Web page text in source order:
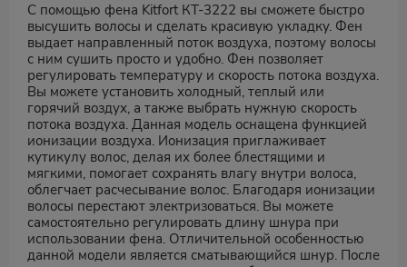
С помощью фена Kitfort КТ-3222 вы сможете быстро
высушить волосы и сделать красивую укладку. Фен
выдает направленный поток воздуха, поэтому волосы
с ним сушить просто и удобно. Фен позволяет
регулировать температуру и скорость потока воздуха.
Вы можете установить холодный, теплый или
горячий воздух, а также выбрать нужную скорость
потока воздуха. Данная модель оснащена функцией
ионизации воздуха. Ионизация приглаживает
кутикулу волос, делая их более блестящими и
мягкими, помогает сохранять влагу внутри волоса,
облегчает расчесывание волос. Благодаря ионизации
волосы перестают электризоваться. Вы можете
самостоятельно регулировать длину шнура при
использовании фена. Отличительной особенностью
данной модели является сматывающийся шнур. После